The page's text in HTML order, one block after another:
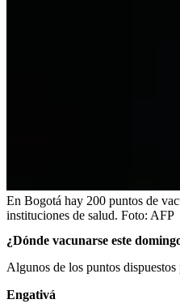
En Bogotá hay 200 puntos de
instituciones de salud. Foto: AFP
¿Dónde vacunarse este
Algunos de los puntos
Engativá